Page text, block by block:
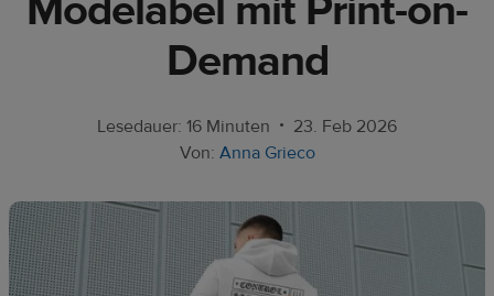
Ressourcen
DE
Demand
Lesedauer: 16 Minuten • 23. Feb 2026
Von: Anna Grieco